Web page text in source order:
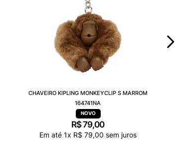
CHAVEIRO KIPLING MONKEYCLIP S MARROM
164741NA
R$79,00
Em até 1x R$ 79,00 sem juros